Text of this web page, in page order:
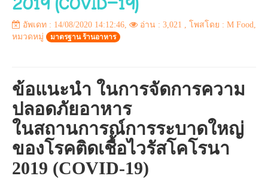
อัพเดท : 14/08/2020 14:12:46, อ่าน : 3,021 , โพสโดย : M Food,
หมวดหมู่
มาตรฐาน ร้านอาหาร
ข้อแนะนำ ในการจัดการความ
ปลอดภัยอาหาร
ในสถานการณ์การระบาดใหญ่
ของโรคติดเชื้อไวรัสโคโรนา
2019 (COVID-19)